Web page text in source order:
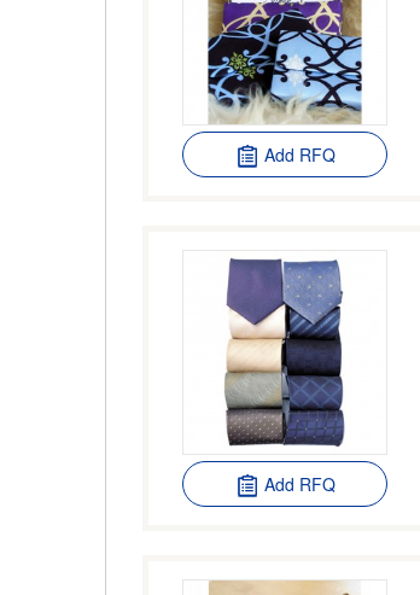
Add RFQ
Add RFQ